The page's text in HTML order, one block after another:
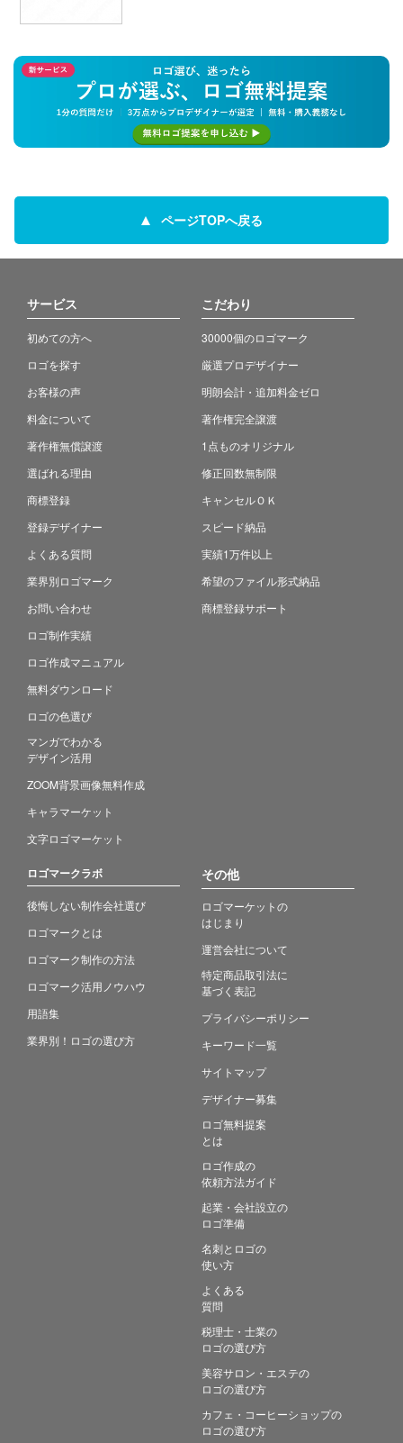
ページTOPへ戻る
サービス
初めての方へ
ロゴを探す
お客様の声
料金について
著作権無償譲渡
選ばれる理由
商標登録
登録デザイナー
よくある質問
業界別ロゴマーク
お問い合わせ
ロゴ制作実績
ロゴ作成マニュアル
無料ダウンロード
ロゴの色選び
マンガでわかる
デザイン活用
ZOOM背景画像無料作成
キャラマーケット
文字ロゴマーケット
こだわり
30000個のロゴマーク
厳選プロデザイナー
明朗会計・追加料金ゼロ
著作権完全譲渡
1点ものオリジナル
修正回数無制限
キャンセルＯＫ
スピード納品
実績1万件以上
希望のファイル形式納品
商標登録サポート
ロゴマークラボ
後悔しない制作会社選び
ロゴマークとは
ロゴマーク制作の方法
ロゴマーク活用ノウハウ
用語集
業界別！ロゴの選び方
その他
ロゴマーケットの
はじまり
運営会社について
特定商品取引法に
基づく表記
プライバシーポリシー
キーワード一覧
サイトマップ
デザイナー募集
ロゴ無料提案
とは
ロゴ作成の
依頼方法ガイド
起業・会社設立の
ロゴ準備
名刺とロゴの
使い方
よくある
質問
税理士・士業の
ロゴの選び方
美容サロン・エステの
ロゴの選び方
カフェ・コーヒーショップの
ロゴの選び方